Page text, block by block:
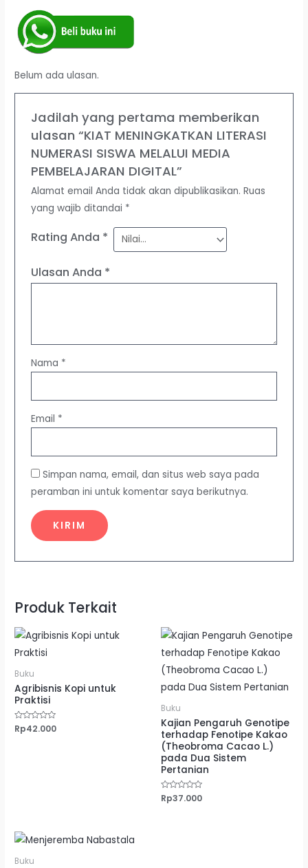
Belum ada ulasan.
Jadilah yang pertama memberikan
ulasan “KIAT MENINGKATKAN LITERASI
NUMERASI SISWA MELALUI MEDIA
PEMBELAJARAN DIGITAL”
Alamat email Anda tidak akan dipublikasikan. Ruas
yang wajib ditandai *
Rating Anda *
Ulasan Anda *
Nama *
Email *
Simpan nama, email, dan situs web saya pada
peramban ini untuk komentar saya berikutnya.
Produk Terkait
Buku
Agribisnis Kopi untuk
Praktisi
Dinilai
0
Rp42.000
Buku
Kajian Pengaruh Genotipe
terhadap Fenotipe Kakao
(Theobroma Cacao L.)
pada Dua Sistem
Pertanian
Dinilai
0
Rp37.000
Buku